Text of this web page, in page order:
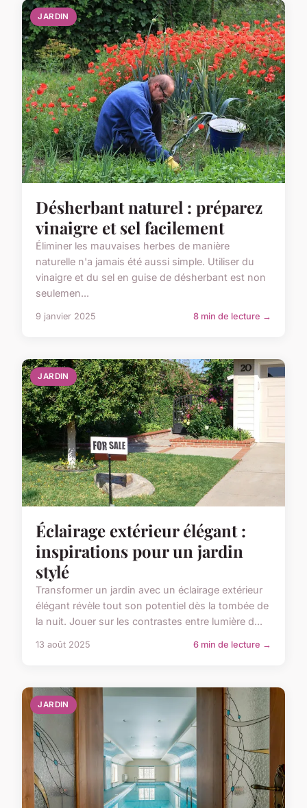
JARDIN
Désherbant naturel : préparez
vinaigre et sel facilement
Éliminer les mauvaises herbes de manière
naturelle n'a jamais été aussi simple. Utiliser du
vinaigre et du sel en guise de désherbant est non
seulemen...
9 janvier 2025 8 min de lecture →
JARDIN
Éclairage extérieur élégant :
inspirations pour un jardin
stylé
Transformer un jardin avec un éclairage extérieur
élégant révèle tout son potentiel dès la tombée de
la nuit. Jouer sur les contrastes entre lumière d...
13 août 2025 6 min de lecture →
JARDIN